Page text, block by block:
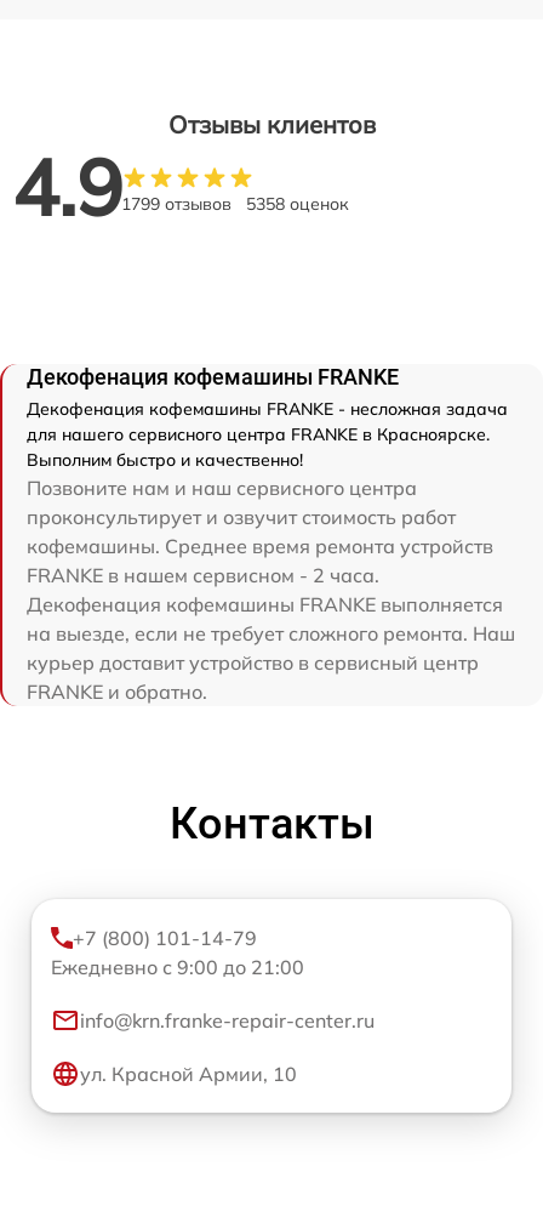
Отзывы клиентов
4.91799 отзывов 5358 оценок
Декофенация кофемашины FRANKE
Декофенация кофемашины FRANKE - несложная задача
для нашего сервисного центра FRANKE в Красноярске.
Выполним быстро и качественно!
Позвоните нам и наш сервисного центра
проконсультирует и озвучит стоимость работ
кофемашины. Среднее время ремонта устройств
FRANKE в нашем сервисном - 2 часа.
Декофенация кофемашины FRANKE выполняется
на выезде, если не требует сложного ремонта. Наш
курьер доставит устройство в сервисный центр
FRANKE и обратно.
Контакты
+7 (800) 101-14-79
Ежедневно с 9:00 до 21:00
info@krn.franke-repair-center.ru
ул. Красной Армии, 10